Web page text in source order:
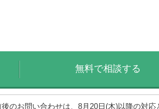
無料で相談する
のお問い合わせは、8月20日(木)以降の対応